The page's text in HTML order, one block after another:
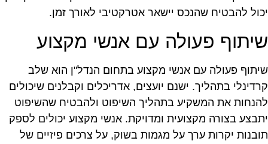
להבטיח שהנכס יישאר אטרקטיבי לאורך זמן.
פעולה עם אנשי מקצוע
פעולה עם אנשי מקצוע בתחום הנדל"ן הוא שלב
בתהליך. ישנם יועצים, אדריכלים וקבלנים שיכולים
את המשקיע בתהליך השיפוט ולהבטיח שהשיפוט
בצורה מקצועית ומדויקת. אנשי מקצוע יכולים לספק
יקרות ערך על מגמות בשוק, על צרכים פיזיים של